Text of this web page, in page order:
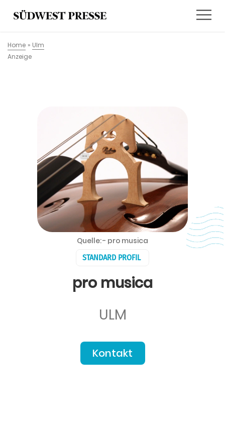
Home » Ulm
Anzeige
STANDARD PROFIL
pro musica
ULM
Kontakt
Quelle: - pro musica